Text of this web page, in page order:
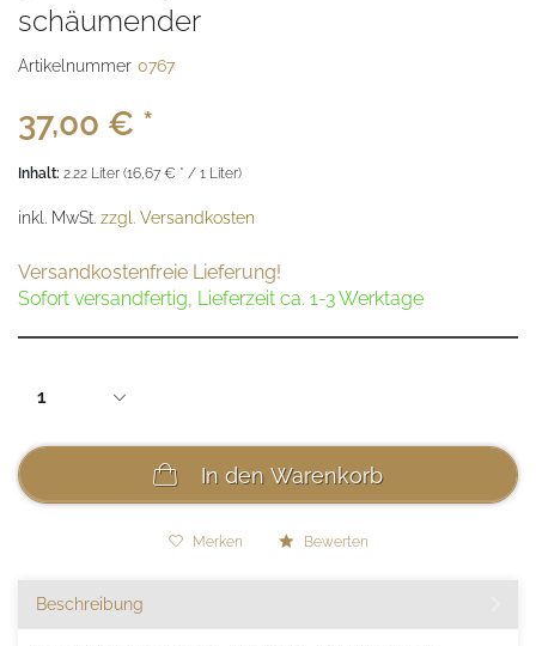
schäumender
Artikelnummer 0767
37,00 € *
Inhalt: 2.22 Liter (16,67 € * / 1 Liter)
inkl. MwSt. zzgl. Versandkosten
Versandkostenfreie Lieferung!
Sofort versandfertig, Lieferzeit ca. 1-3 Werktage
In den Warenkorb
Merken Bewerten
Beschreibung